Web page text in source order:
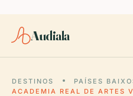
Audiala
DESTINOS PAÍSES
ACADEMIA REAL DE ARTES